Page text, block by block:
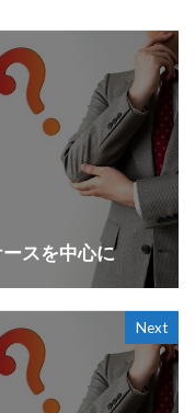
スを中心に
Next